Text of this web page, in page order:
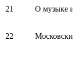
21 О музыке
22